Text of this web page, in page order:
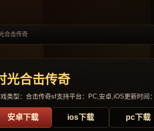
合击传奇
光合击传奇
类型：合击传奇sf支持平台：PC,安卓,iOS更新时间
安卓下载 ios下载 pc下载